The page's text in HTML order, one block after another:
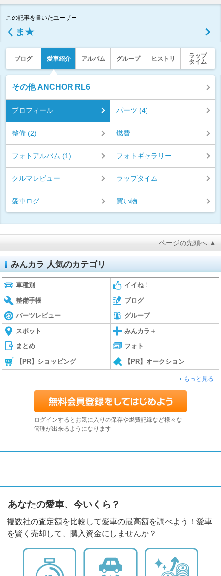
この記事を書いたユーザー
くま★
ブログ 愛車紹介 アルバム グループ ヒストリ
ラップ
タイム
その他 ANCHOR RL6
プロフィール パーツ (4)
整備 (2) 燃費
フォトアルバム (1) フォトギャラリー
クルマレビュー ラップタイム
愛車ログ 買い物
ページの先頭へ ▲
みんカラ 人気のカテゴリ
車種別 イイね！
整備手帳 ブログ
パーツレビュー グループ
スポット みんカラ＋
まとめ フォト
【PR】ショッピング 【PR】オークション
もっと見る
ログインするとお気に入りの保存や燃費記録など様々な
管理が出来るようになります
あなたの愛車、今いくら？
複数社の査定額を比較して愛車の最高額を調べよう！愛車
を賢く売却して、購入資金にしませんか？